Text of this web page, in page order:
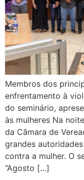
Membros dos
enfrentamento à
do seminário,
às mulheres Na
da Câmara de
grandes
contra a mulher. O
“Agosto […]